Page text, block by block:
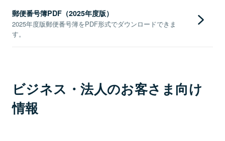
郵便番号簿PDF（2025年度版）
2025年度版郵便番号簿をPDF形式でダウンロードできま
す。
ビジネス・法人のお客さま向け
情報